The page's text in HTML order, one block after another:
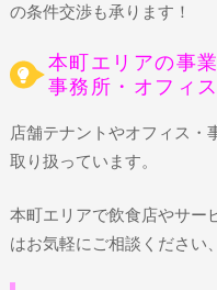
の条件交渉も承ります！
本町エリアの事
事務所・オフィス
店舗テナントやオフィス・
取り扱っています。
本町エリアで飲食店やサー
はお気軽にご相談ください、